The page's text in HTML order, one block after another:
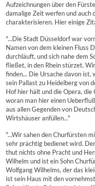
Aufzeichnungen über den
damalige Zeit werfen und auch
charakterisieren. Hier einige
"...Die Stadt Düsseldorf war
Namen von dem kleinen Fluss
durchläuft, und sich nahe dem
fließet, in den Rhein stürzet.
finden... Die Ursache davon
sein Pallast zu Heidelberg von
Hof hier hält und die Opera,
woran man hier einen
aus allen Gegenden von
Wirtshäuser anfüllen..."
"...Wir sahen den Churfürsten
sehr prächtig bedienet wird.
thut nichts ohne Pracht und
Wilhelm und ist ein Sohn
Wolfgang Wilhelms, der das
ist sein Haus mit den